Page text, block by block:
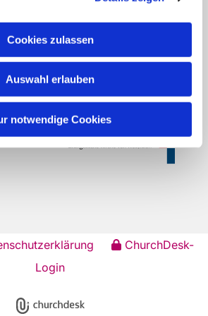
Cookies zulassen
Auswahl erlauben
notwendige Cookies
Kirchengemeinde Schwerin-
Weißdorn 2a 44577
her-kg-schwerin-
ChurchDesk-
Login